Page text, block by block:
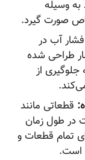
گیرد.
آب در
شده
از
مانند
طول زمان
قطعات و